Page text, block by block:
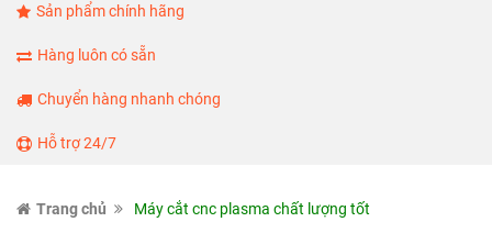
Sản phẩm chính hãng
Hàng luôn có sẵn
Chuyển hàng nhanh chóng
Hỗ trợ 24/7
Trang chủ Máy cắt cnc plasma chất lượng tốt